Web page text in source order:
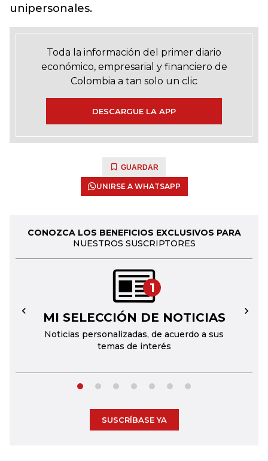
unipersonales.
Toda la información del primer diario
económico, empresarial y financiero de
Colombia a tan solo un clic
DESCARGUE LA APP
GUARDAR
UNIRSE A WHATSAPP
CONOZCA LOS BENEFICIOS EXCLUSIVOS PARA
NUESTROS SUSCRIPTORES
1
MI SELECCIÓN DE NOTICIAS
Noticias personalizadas, de acuerdo a sus
temas de interés
← →
SUSCRÍBASE YA